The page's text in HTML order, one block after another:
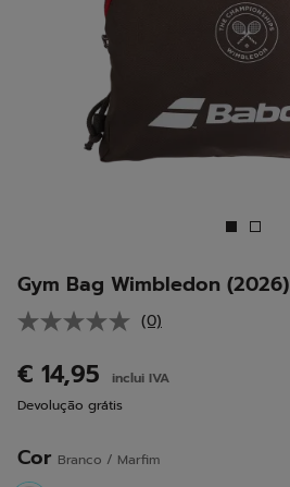
Gym Bag Wimbledon (2026)
Sem
classificação.
mesma
página.
(0)
€ 14,95
inclui IVA
Devolução grátis
Cor Branco / Marfim